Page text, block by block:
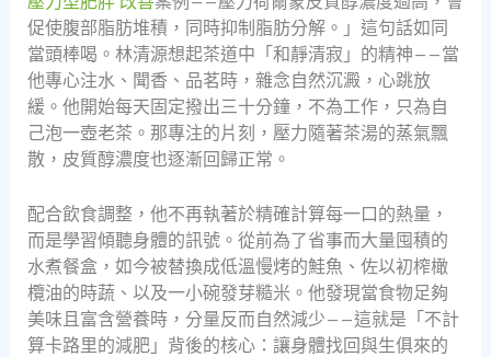
促使腹部脂肪堆積，同時抑制脂肪分解。」這句話如同
當頭棒喝。林清源想起茶道中「和靜清寂」的精神——當
他專心注水、聞香、品茗時，雜念自然沉澱，心跳放
緩。他開始每天固定撥出三十分鐘，不為工作，只為自
己泡一壺老茶。那專注的片刻，壓力隨著茶湯的蒸氣飄
散，皮質醇濃度也逐漸回歸正常。
配合飲食調整，他不再執著於精確計算每一口的熱量，
而是學習傾聽身體的訊號。從前為了省事而大量囤積的
水煮餐盒，如今被替換成低溫慢烤的鮭魚、佐以初榨橄
欖油的時蔬、以及一小碗發芽糙米。他發現當食物足夠
美味且富含營養時，分量反而自然減少——這就是「不計
算卡路里的減肥」背後的核心：讓身體找回與生俱來的